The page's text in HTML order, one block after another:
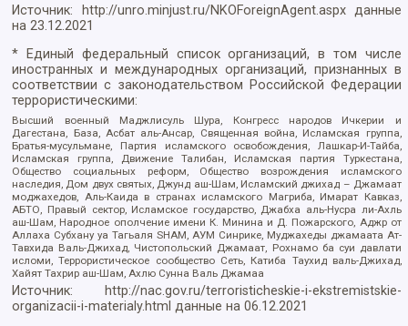
Источник: http://unro.minjust.ru/NKOForeignAgent.aspxданные
на23.12.2021
* Единый федеральный список организаций, в том числе
иностранных и международных организаций, признанных в
соответствии с законодательством Российской Федерации
террористическими:
Высший военный Маджлисуль Шура, Конгресс народов Ичкерии и
Дагестана, База, Асбат аль-Ансар, Священная война, Исламская группа,
Братья-мусульмане, Партия исламского освобождения, Лашкар-И-Тайба,
Исламская группа, Движение Талибан, Исламская партия Туркестана,
Общество социальных реформ, Общество возрождения исламского
наследия, Дом двух святых, Джунд аш-Шам, Исламский джихад – Джамаат
моджахедов, Аль-Каида в странах исламского Магриба, Имарат Кавказ,
АБТО, Правый сектор, Исламское государство, Джабха аль-Нусра ли-Ахль
аш-Шам, Народное ополчение имени К. Минина и Д. Пожарского, Аджр от
Аллаха Субхану уа Тагьаля SHAM, АУМ Синрике, Муджахеды джамаата Ат-
Тавхида Валь-Джихад, Чистопольский Джамаат, Рохнамо ба суи давлати
исломи, Террористическое сообщество Сеть, Катиба Таухид валь-Джихад,
Хайят Тахрир аш-Шам, Ахлю Сунна Валь Джамаа
Источник:
http://nac.gov.ru/terroristicheskie-i-ekstremistskie-
organizacii-i-materialy.html данные на06.12.2021